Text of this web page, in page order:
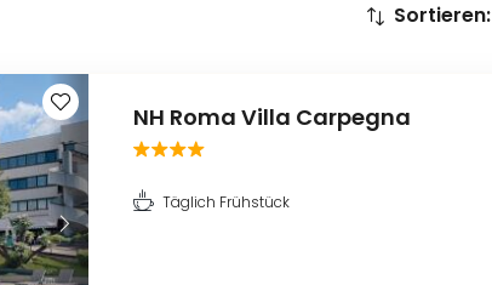
Sortieren:
NH Roma Villa Carpegna
Täglich Frühstück